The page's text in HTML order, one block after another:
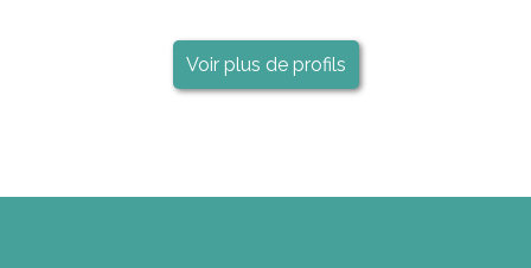
Voir plus de profils